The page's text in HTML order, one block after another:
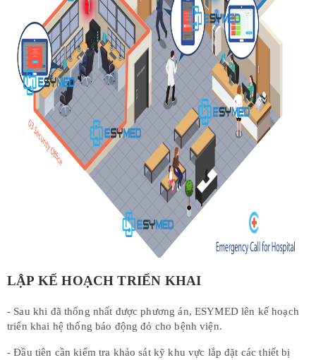
LẬP KẾ HOẠCH TRIỂN KHAI
- Sau khi đã thống nhất được phương án, ESYMED lên kế hoạch
triển khai hệ thống báo động đỏ cho bệnh viện.
- Đầu tiên cần kiểm tra khảo sát kỹ khu vực lắp đặt các thiết bị